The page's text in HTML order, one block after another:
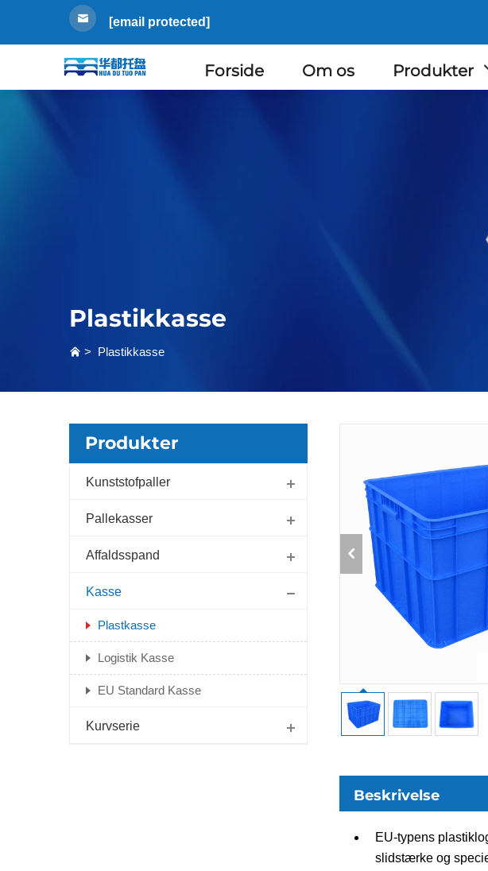
[email protected]
Forside Om os Produkter
Plastikkasse
> Plastikkasse
Produkter
Kunststofpaller
Pallekasser
Affaldsspand
Kasse
Plastkasse
Logistik Kasse
EU Standard Kasse
Kurvserie
Beskrivelse
EU-typens
slidstærke og